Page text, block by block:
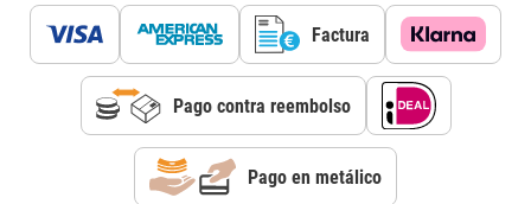
Factura
Pago contra reembolso
Pago en metálico